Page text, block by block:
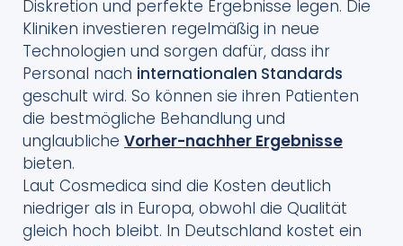
Diskretion und perfekte Ergebnisse legen. Die
Kliniken investieren regelmäßig in neue
Technologien und sorgen dafür, dass ihr
Personal nach internationalen Standards
geschult wird. So können sie ihren Patienten
die bestmögliche Behandlung und
unglaubliche Vorher-nachher Ergebnisse
bieten.
Laut Cosmedica sind die Kosten deutlich
niedriger als in Europa, obwohl die Qualität
gleich hoch bleibt. In Deutschland kostet ein